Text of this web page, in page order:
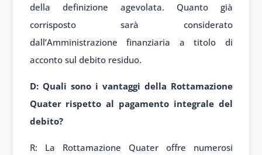
della definizione agevolata. Quanto già
corrisposto sarà considerato
dall’Amministrazione finanziaria a titolo di
acconto sul debito residuo.
D: Quali sono i vantaggi della Rottamazione
Quater rispetto al pagamento integrale del
debito?
R: La Rottamazione Quater offre numerosi